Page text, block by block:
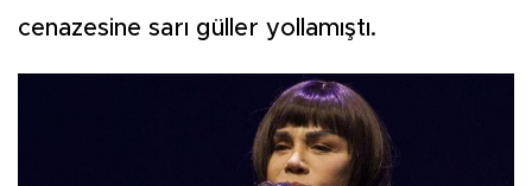
cenazesine sarı güller yollamıştı.